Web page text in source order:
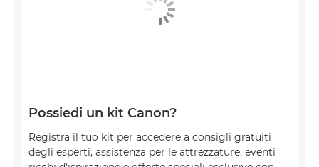
Possiedi un kit Canon?
Registra il tuo kit per accedere a consigli gratuiti
degli esperti, assistenza per le attrezzature, eventi